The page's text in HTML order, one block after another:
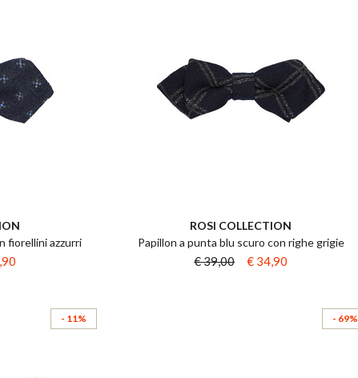
fiorellini azzurri
ROSI COLLECTION
Papillon a punta blu scuro con righe grigie
€ 39,00 € 34,90
- 11% - 69%